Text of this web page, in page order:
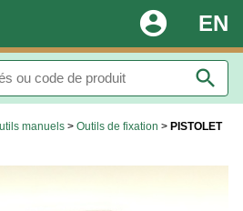
EN
account_circle
search
manuels > Outils de fixation > PISTOLET